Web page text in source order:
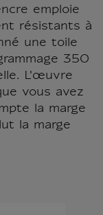
emploie
résistants à
une toile
350
L'œuvre
vous avez
la marge
la marge